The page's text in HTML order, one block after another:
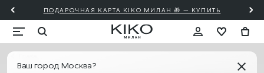
ПОДАРОЧНАЯ КАРТА KIKO МИЛАН 🎁 — КУПИТЬ
Ваш город Москва?